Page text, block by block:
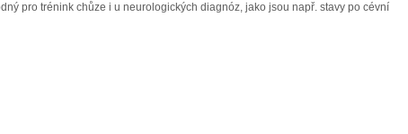
pro trénink chůze i u neurologických diagnóz, jako jsou např. stavy po cévní